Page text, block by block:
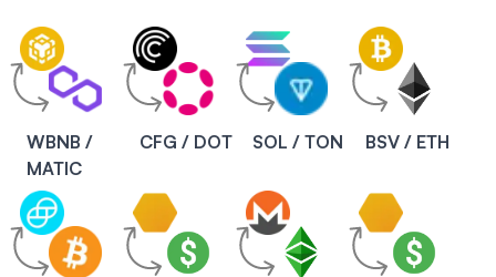
WBNB /
MATIC
CFG / DOT SOL / TON BSV / ETH